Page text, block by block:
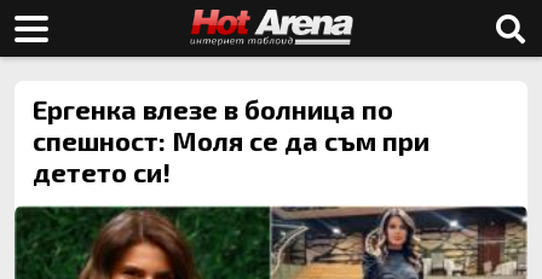
Ергенка влезе в болница по
спешност: Моля се да съм при
детето си!